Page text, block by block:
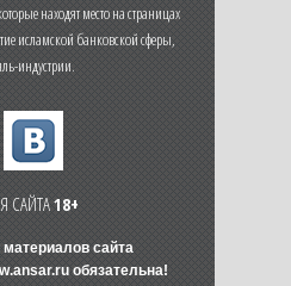
находят место на страницах
исламской банковской сферы,
индустрии.
САЙТА18+
сайта
обязательна!